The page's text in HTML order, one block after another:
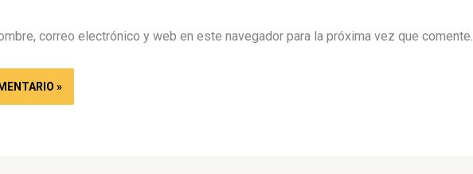
correo electrónico y web en este navegador para la próxima vez que comente.